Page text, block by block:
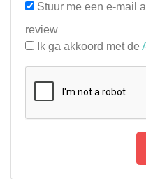
Stuur me een e-mail
review
Ik ga akkoord met de